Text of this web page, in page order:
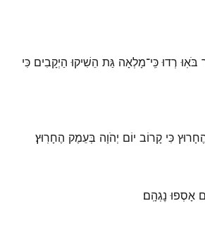
רְדוּ כִּֽי־מָלְאָה גַּת הֵשִׁיקוּ הַיְקָבִים כִּי
כִּי קָרוֹב יוֹם יְהֹוָה בְּעֵמֶק הֶחָרֽוּץ׃
אָסְפוּ נׇגְהָֽם׃